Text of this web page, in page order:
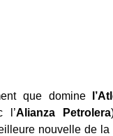
que domine
l’Alianza Petrolera
nouvelle de